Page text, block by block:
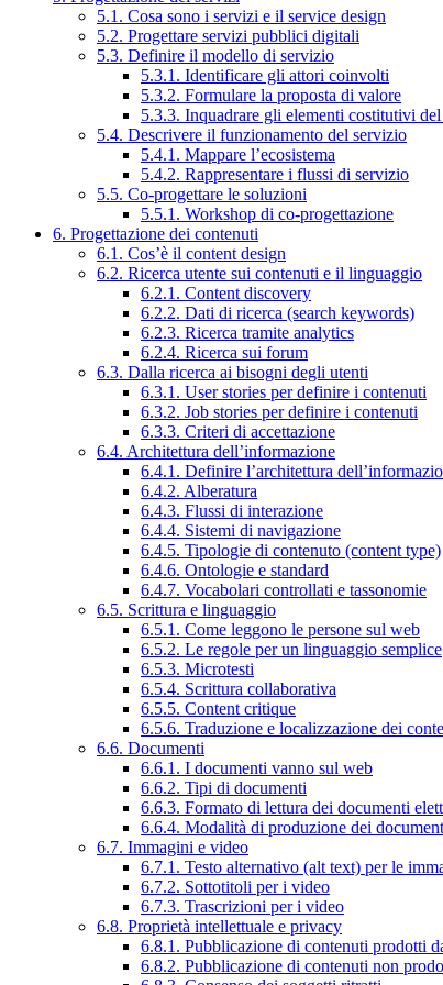
5.1. Cosa sono i servizi e il service design
5.2. Progettare servizi pubblici digitali
5.3. Definire il modello di servizio
5.3.1. Identificare gli attori coinvolti
5.3.2. Formulare la proposta di valore
5.3.3. Inquadrare gli elementi costitutivi
5.4. Descrivere il funzionamento del servizio
5.4.1. Mappare l’ecosistema
5.4.2. Rappresentare i flussi di servizio
5.5. Co-progettare le soluzioni
5.5.1. Workshop di co-progettazione
6. Progettazione dei contenuti
6.1. Cos’è il content design
6.2. Ricerca utente sui contenuti e il linguaggio
6.2.1. Content discovery
6.2.2. Dati di ricerca (search keywords)
6.2.3. Ricerca tramite analytics
6.2.4. Ricerca sui forum
6.3. Dalla ricerca ai bisogni degli utenti
6.3.1. User stories per definire i contenuti
6.3.2. Job stories per definire i contenuti
6.3.3. Criteri di accettazione
6.4. Architettura dell’informazione
6.4.1. Definire l’architettura
6.4.2. Alberatura
6.4.3. Flussi di interazione
6.4.4. Sistemi di navigazione
6.4.5. Tipologie di contenuto (content type)
6.4.6. Ontologie e standard
6.4.7. Vocabolari controllati e tassonomie
6.5. Scrittura e linguaggio
6.5.1. Come leggono le persone sul web
6.5.2. Le regole per un linguaggio semplice
6.5.3. Microtesti
6.5.4. Scrittura collaborativa
6.5.5. Content critique
6.5.6. Traduzione e localizzazione dei
6.6. Documenti
6.6.1. I documenti vanno sul web
6.6.2. Tipi di documenti
6.6.3. Formato di lettura dei documenti
6.6.4. Modalità di produzione dei
6.7. Immagini e video
6.7.1. Testo alternativo (alt text) per le
6.7.2. Sottotitoli per i video
6.7.3. Trascrizioni per i video
6.8. Proprietà intellettuale e privacy
6.8.1. Pubblicazione di contenuti prodotti
6.8.2. Pubblicazione di contenuti non